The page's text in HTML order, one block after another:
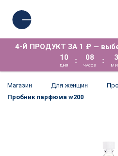
4-Й ПРОДУКТ ЗА 1 ₽ —
10
ДНЯ
: 08
ЧАСОВ
:
Магазин Для женщин
Пробник парфюма w200